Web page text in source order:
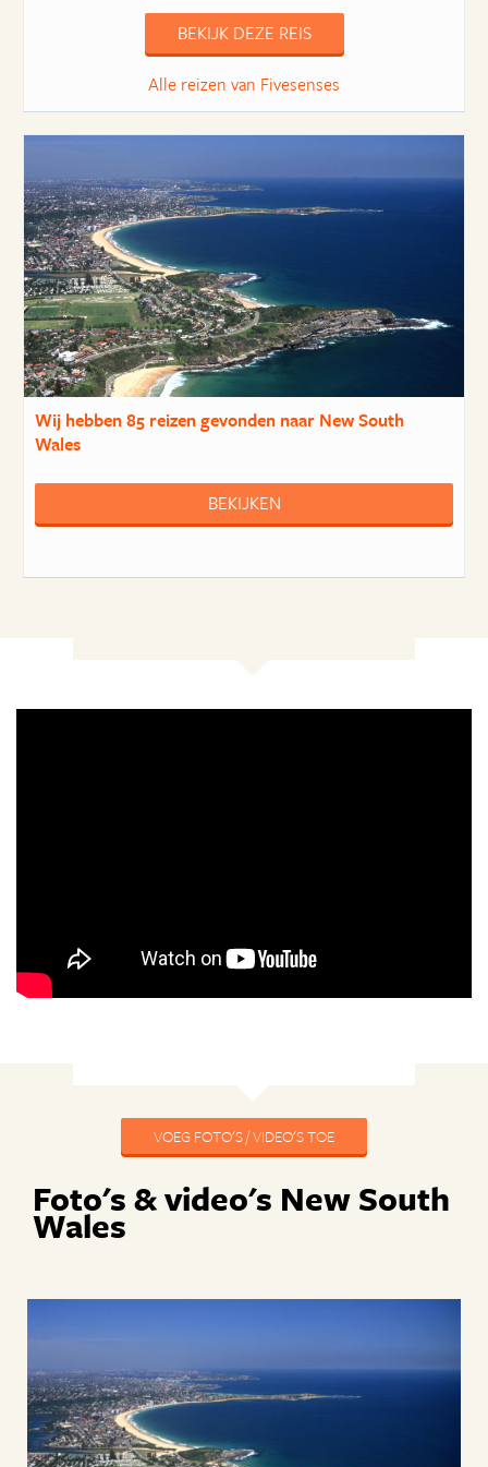
BEKIJK DEZE REIS
Alle reizen van Fivesenses
Wij hebben85 reizengevonden naar New South
Wales
BEKIJKEN
VOEG FOTO'S / VIDEO'S TOE
Foto's & video's New South
Wales